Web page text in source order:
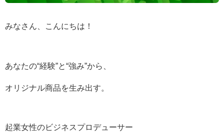
みなさん、こんにちは！
あなたの“経験”と“強み”から、
オリジナル商品を生み出す。
起業女性のビジネスプロデューサー